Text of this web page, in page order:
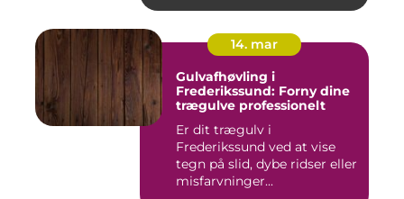
14. mar
Gulvafhøvling i
Frederikssund: Forny dine
trægulve professionelt
Er dit trægulv i
Frederikssund ved at vise
tegn på slid, dybe ridser eller
misfarvninger...